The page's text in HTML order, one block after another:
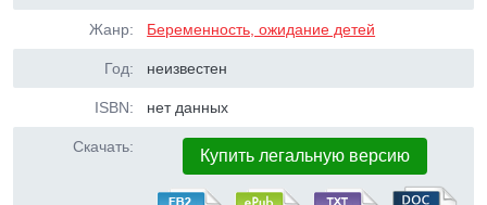
Жанр: Беременность, ожидание детей
Год: неизвестен
ISBN: нет данных
Скачать: Купить легальную версию